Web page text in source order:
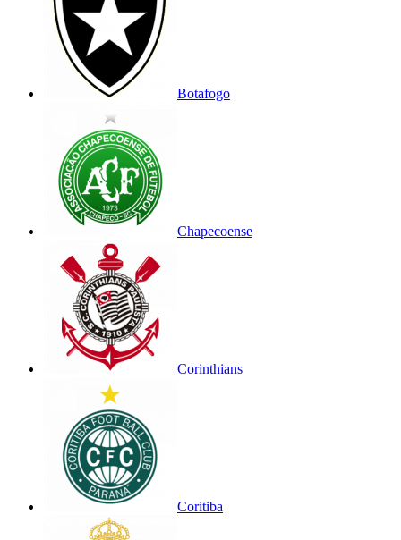
Botafogo
Chapecoense
Corinthians
Coritiba